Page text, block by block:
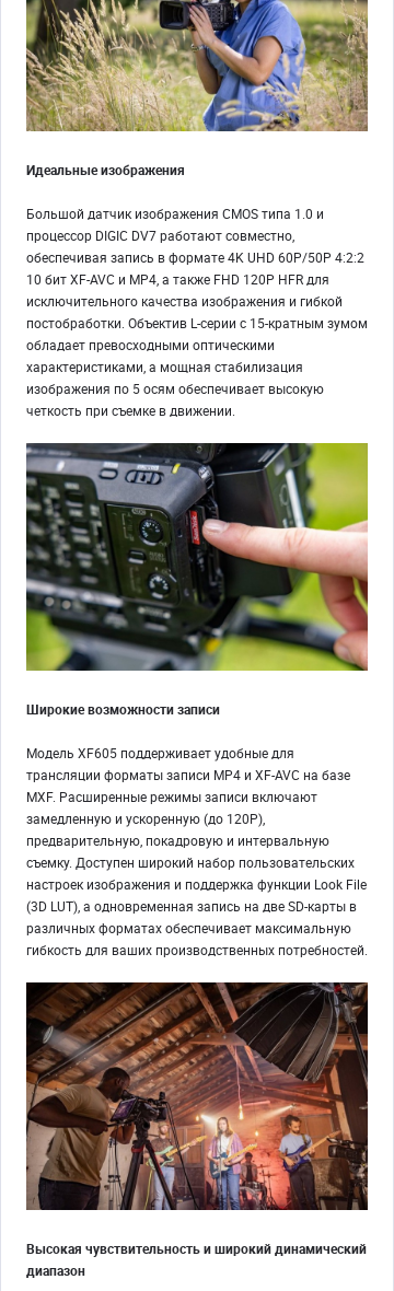
Идеальные изображения
Большой датчик изображения CMOS типа 1.0 и
процессор DIGIC DV7 работают совместно,
обеспечивая запись в формате 4K UHD 60P/50P 4:2:2
10 бит XF-AVC и MP4, а также FHD 120P HFR для
исключительного качества изображения и гибкой
постобработки. Объектив L-серии с 15-кратным зумом
обладает превосходными оптическими
характеристиками, а мощная стабилизация
изображения по 5 осям обеспечивает высокую
четкость при съемке в движении.
Широкие возможности записи
Модель XF605 поддерживает удобные для
трансляции форматы записи MP4 и XF-AVC на базе
MXF. Расширенные режимы записи включают
замедленную и ускоренную (до 120P),
предварительную, покадровую и интервальную
съемку. Доступен широкий набор пользовательских
настроек изображения и поддержка функции Look File
(3D LUT), а одновременная запись на две SD-карты в
различных форматах обеспечивает максимальную
гибкость для ваших производственных потребностей.
Высокая чувствительность и широкий динамический
диапазон